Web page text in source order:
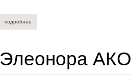
подробнее
Элеонора